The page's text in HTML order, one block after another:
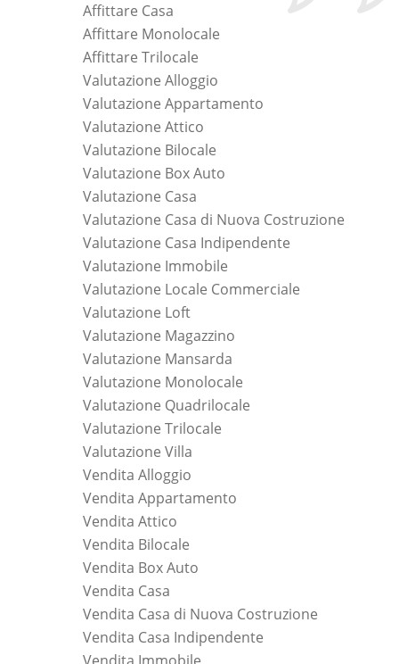
Affittare Casa
Affittare Monolocale
Affittare Trilocale
Valutazione Alloggio
Valutazione Appartamento
Valutazione Attico
Valutazione Bilocale
Valutazione Box Auto
Valutazione Casa
Valutazione Casa di Nuova Costruzione
Valutazione Casa Indipendente
Valutazione Immobile
Valutazione Locale Commerciale
Valutazione Loft
Valutazione Magazzino
Valutazione Mansarda
Valutazione Monolocale
Valutazione Quadrilocale
Valutazione Trilocale
Valutazione Villa
Vendita Alloggio
Vendita Appartamento
Vendita Attico
Vendita Bilocale
Vendita Box Auto
Vendita Casa
Vendita Casa di Nuova Costruzione
Vendita Casa Indipendente